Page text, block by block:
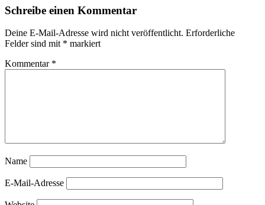
Schreibe einen Kommentar
Deine E-Mail-Adresse wird nicht veröffentlicht. Erforderliche
Felder sind mit * markiert
Kommentar *
Name
E-Mail-Adresse